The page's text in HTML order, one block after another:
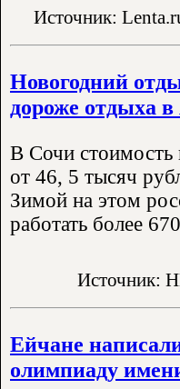
Источник:
Новогодний
дороже отдыха в
В Сочи стоимость
от 46, 5 тысяч
Зимой на этом
работать более
Источник:
Ейчане
олимпиаду